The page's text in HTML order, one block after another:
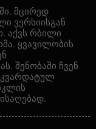
მცირედ
ვერსიისგან
აქვს რბილი
ყვავილობის
შენობაში ჩვენ
კვარდატულ